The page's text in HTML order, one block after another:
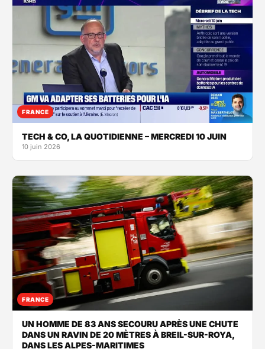
FRANCE
TECH & CO, LA QUOTIDIENNE – MERCREDI 10 JUIN
10 juin 2026
FRANCE
UN HOMME DE 83 ANS SECOURU APRÈS UNE CHUTE
DANS UN RAVIN DE 20 MÈTRES À BREIL-SUR-ROYA,
DANS LES ALPES-MARITIMES